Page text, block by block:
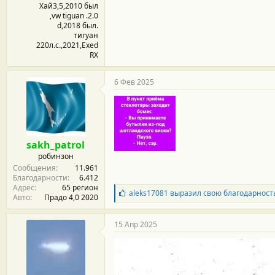
Хай3,5,2010 был
,vw tiguan .2.0
d,2018 был.
тигуан
220л.с.,2021,Exed
RX
sakh_patrol
робинзон
Сообщения
11.961
Благодарности
6.412
Адрес
65 регион
Авто
Прадо 4,0 2020
6 Фев 2025
Б
л
а
г
о
н
aleks17081 выразил свою
15 Апр 2025